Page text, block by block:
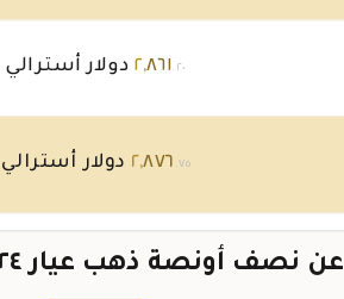
٢,٨٦١.٢٠ دولار أسترالي
٢,٨٧٦ .٧٥ دولار أسترالي
٢ ٨٧٦.٧٥ دولار أسترالي
عن نصف أونصة ذهب عيار ٢٤ في أستراليا